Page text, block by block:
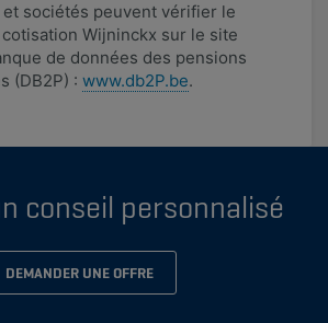
sociétés peuvent vérifier le
Wijninckx sur le site
de données des pensions
(DB2P) : www.db2P.be​.
conseil personnalisé
DEMANDER UNE OFFRE